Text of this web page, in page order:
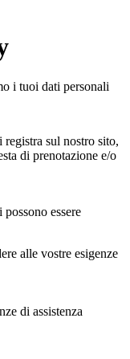
i tuoi dati personali
sul nostro sito,
di prenotazione e/o
essere
alle vostre esigenze
di assistenza